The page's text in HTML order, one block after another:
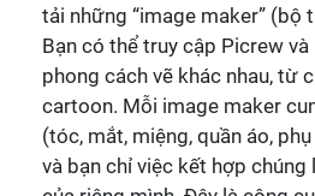
tải những “image maker” (bộ
Bạn có thể truy cập Picrew
phong cách vẽ khác nhau, từ
cartoon. Mỗi image maker
(tóc, mắt, miệng, quần áo,
và bạn chỉ việc kết hợp chúng